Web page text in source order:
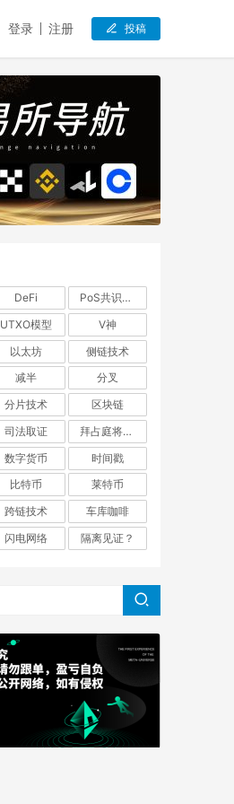
登录 注册 投稿
DeFi
PoS共识机制
UTXO模型
V神
以太坊
侧链技术
减半
分叉
分片技术
区块链
司法取证
拜占庭将军问题
数字货币
时间戳
比特币
莱特币
跨链技术
车库咖啡
闪电网络 隔离见证？